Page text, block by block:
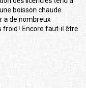
boisson chaude.
a de nombreux
! Encore faut-il être